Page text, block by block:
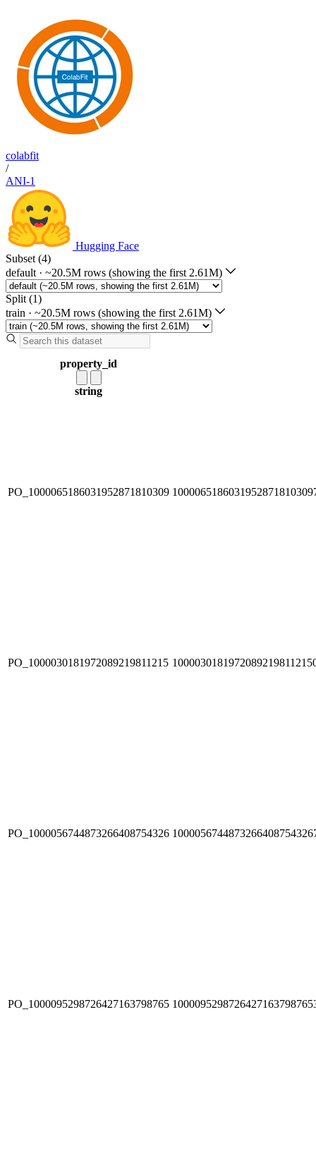
colabfit
/
ANI-1
Hugging Face
Subset (4)
default · ~20.5M rows (showing the first 2.61M)
Split (1)
train · ~20.5M rows (showing the first 2.61M)
property_id
string
PO_1000065186031952871810309
PO_1000030181972089219811215
PO_1000056744873266408754326
PO_1000095298726427163798765